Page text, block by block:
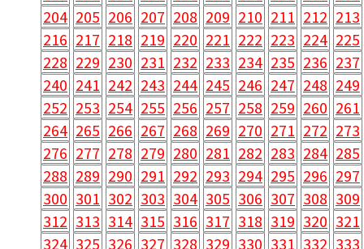
204 205 206 207 208 209 210 211 212 213
216 217 218 219 220 221 222 223 224 225
228 229 230 231 232 233 234 235 236 237
240 241 242 243 244 245 246 247 248 249
252 253 254 255 256 257 258 259 260 261
264 265 266 267 268 269 270 271 272 273
276 277 278 279 280 281 282 283 284 285
288 289 290 291 292 293 294 295 296 297
300 301 302 303 304 305 306 307 308 309
312 313 314 315 316 317 318 319 320 321
324 325 326 327 328 329 330 331 332 333